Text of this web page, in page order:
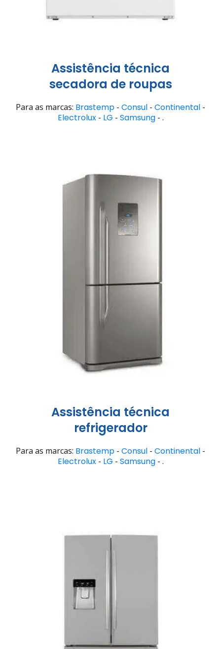
Assistência técnica
secadora de roupas
Para as marcas: Brastemp - Consul - Continental -
Electrolux- LG - Samsung- .
Assistência técnica
refrigerador
Para as marcas: Brastemp - Consul - Continental -
Electrolux- LG - Samsung- .